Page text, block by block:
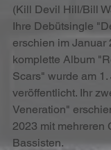
(Kill Devil Hill/Bill
Ihre Debütsingle
erschien im Januar
komplette Album
Scars" wurde am
veröffentlicht. Ihr
Veneration"
2023 mit mehreren
Bassisten.